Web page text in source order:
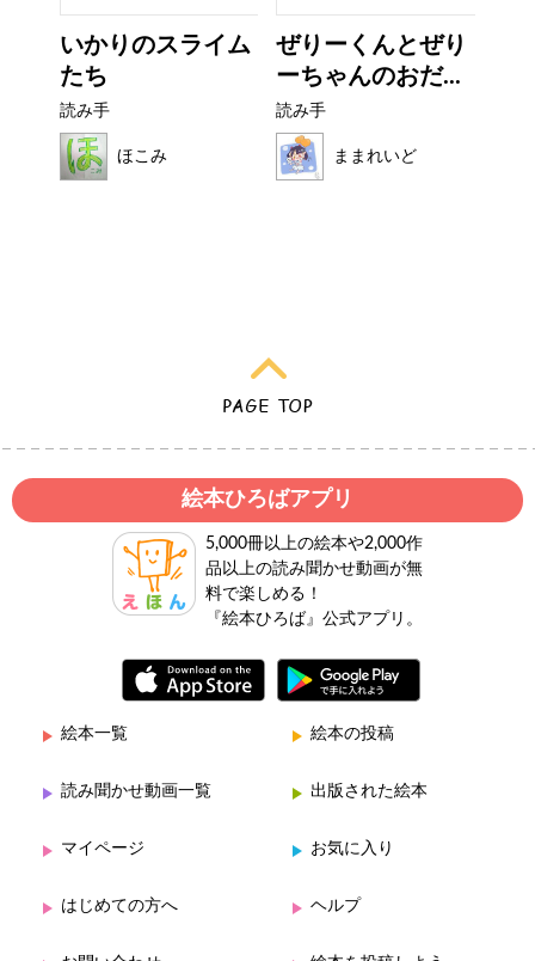
いかりのスライム
たち
読み手
ほこみ
ぜりーくんとぜり
ーちゃんのおだ...
読み手
ままれいど
絵本ひろばアプリ
5,000冊以上の絵本や2,000作
品以上の読み聞かせ動画が無
料で楽しめる！
『絵本ひろば』公式アプリ。
絵本一覧 絵本の投稿
読み聞かせ動画一覧 出版された絵本
マイページ お気に入り
はじめての方へ ヘルプ